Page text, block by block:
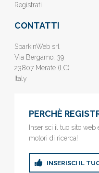
Registrati
CONTATTI
SparkinWeb srl
Via Bergamo, 39
23807 Merate (LC)
Italy
PERCHÈ
Inserisci il tuo sito
motori di ricerca!
INSERISCI IL